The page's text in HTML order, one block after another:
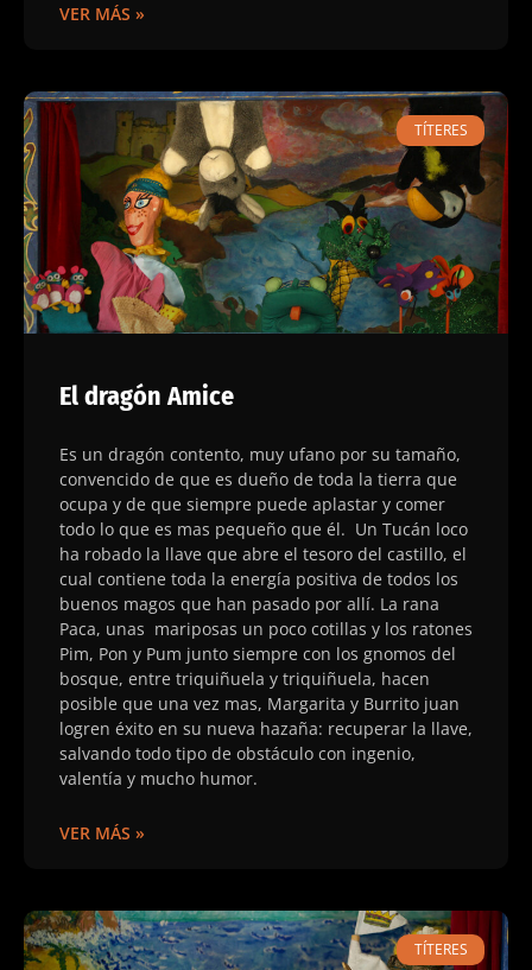
VER MÁS »
TÍTERES
El dragón Amice
Es un dragón contento, muy ufano por su tamaño,
convencido de que es dueño de toda la tierra que
ocupa y de que siempre puede aplastar y comer
todo lo que es mas pequeño que él. Un Tucán loco
ha robado la llave que abre el tesoro del castillo, el
cual contiene toda la energía positiva de todos los
buenos magos que han pasado por allí. La rana
Paca, unas mariposas un poco cotillas y los ratones
Pim, Pon y Pum junto siempre con los gnomos del
bosque, entre triquiñuela y triquiñuela, hacen
posible que una vez mas, Margarita y Burrito juan
logren éxito en su nueva hazaña: recuperar la llave,
salvando todo tipo de obstáculo con ingenio,
valentía y mucho humor.
VER MÁS »
TÍTERES